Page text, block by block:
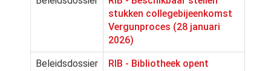
stukken collegebijeenkomst
Vergunproces (28 januari
2026)
Beleidsdossier
RIB - Bibliotheek opent